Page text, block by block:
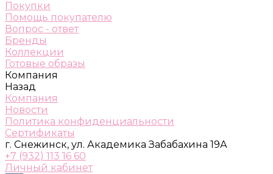
Покупки
Помощь покупателю
Вопрос - ответ
Бренды
Коллекции
Готовые образы
Компания
Назад
Компания
Новости
Политика конфиденциальности
Сертификаты
г. Снежинск, ул. Академика Забабахина 19А
+7 (932) 113 16 60
Личный кабинет